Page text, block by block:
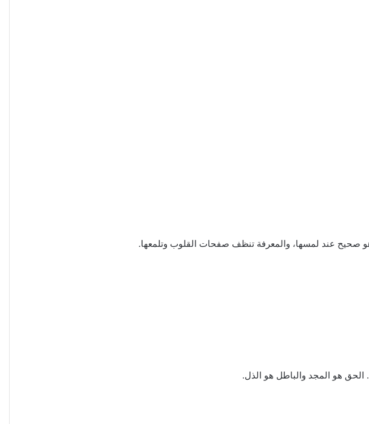
صحيح عند لمسها، والمعرفة تنظف صفحات القلوب وتلمعها.
الحق هو المجد والباطل هو الذل.